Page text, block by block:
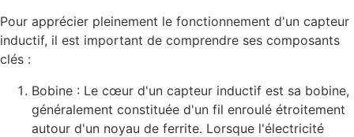
Pour apprécier pleinement le fonctionnement d'un capteur
inductif, il est important de comprendre ses composants
clés :
Bobine : Le cœur d'un capteur inductif est sa bobine,
généralement constituée d'un fil enroulé étroitement
autour d'un noyau de ferrite. Lorsque l'électricité